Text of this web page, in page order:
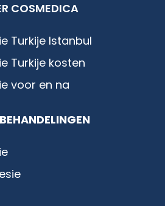
COSMEDICA
Turkije Istanbul
Turkije kosten
voor en na